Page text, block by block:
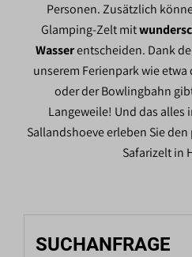
Personen. Zusätzlich
Glamping-Zelt mit
Wasserentscheiden. Dank
unserem Ferienpark wie
oder der Bowlingbahn
Langeweile! Und das alles
Sallandshoeve erleben Sie
Safarizelt in
SUCHANFRAGE